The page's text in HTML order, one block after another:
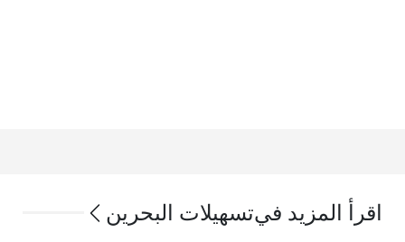
اقرأ المزيد فيتسهيلات البحرين